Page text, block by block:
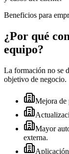
Beneficios para
¿Por qué
equipo?
La formación no se
objetivo de negocio.
Mejora de
Mayor
externa.